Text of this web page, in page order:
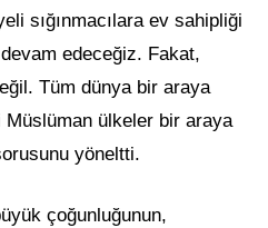
sığınmacılara ev sahipliği
edeceğiz. Fakat,
Tüm dünya bir araya
ülkeler bir araya
yöneltti.
çoğunluğunun,